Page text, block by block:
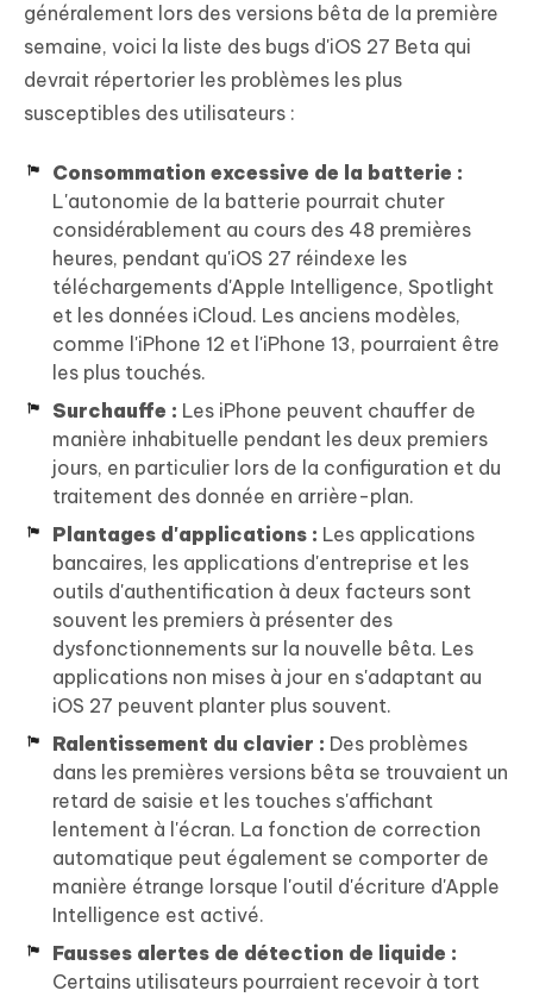
généralement lors des versions bêta de la première
semaine, voici la liste des bugs d'iOS 27 Beta qui
devrait répertorier les problèmes les plus
susceptibles des utilisateurs :
Consommation excessive de la batterie :
L'autonomie de la batterie pourrait chuter
considérablement au cours des 48 premières
heures, pendant qu'iOS 27 réindexe les
téléchargements d'Apple Intelligence, Spotlight
et les données iCloud. Les anciens modèles,
comme l'iPhone 12 et l'iPhone 13, pourraient être
les plus touchés.
Surchauffe : Les iPhone peuvent chauffer de
manière inhabituelle pendant les deux premiers
jours, en particulier lors de la configuration et du
traitement des donnée en arrière-plan.
Plantages d'applications : Les applications
bancaires, les applications d'entreprise et les
outils d'authentification à deux facteurs sont
souvent les premiers à présenter des
dysfonctionnements sur la nouvelle bêta. Les
applications non mises à jour en s'adaptant au
iOS 27 peuvent planter plus souvent.
Ralentissement du clavier : Des problèmes
dans les premières versions bêta se trouvaient un
retard de saisie et les touches s'affichant
lentement à l'écran. La fonction de correction
automatique peut également se comporter de
manière étrange lorsque l'outil d'écriture d'Apple
Intelligence est activé.
Fausses alertes de détection de liquide :
Certains utilisateurs pourraient recevoir à tort